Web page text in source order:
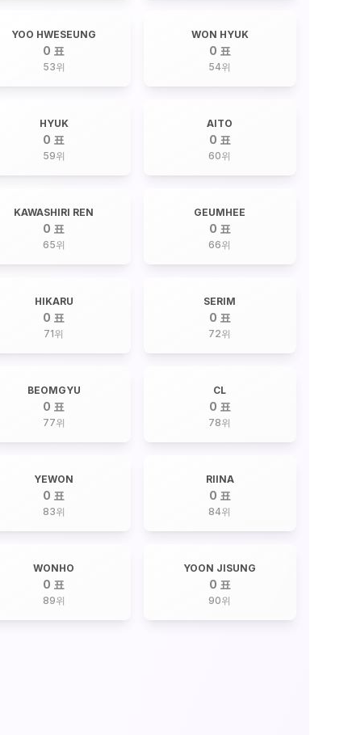
YOO HWESEUNG
0 표
53위
WON HYUK
0 표
54위
HYUK
0 표
59위
AITO
0 표
60위
KAWASHIRI REN
0 표
65위
GEUMHEE
0 표
66위
HIKARU
0 표
71위
SERIM
0 표
72위
BEOMGYU
0 표
77위
CL
0 표
78위
YEWON
0 표
83위
RIINA
0 표
84위
WONHO
0 표
89위
YOON JISUNG
0 표
90위